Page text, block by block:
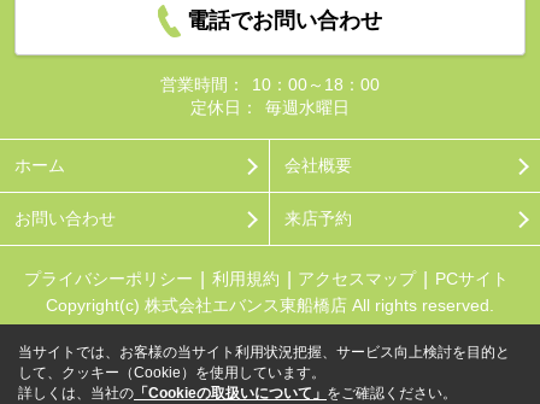
電話でお問い合わせ
営業時間：
10：00～18：00
定休日：
毎週水曜日
ホーム 会社概要
お問い合わせ 来店予約
プライバシーポリシー 利用規約 アクセスマップ
PCサイト
Copyright(c) 株式会社エバンス東船橋店 All rights reserved.
当サイトでは、お客様の当サイト利用状況把握、サービス向上検討を目的と
して、クッキー（Cookie）を使用しています。
詳しくは、当社の 「Cookieの取扱いについて」 をご確認ください。